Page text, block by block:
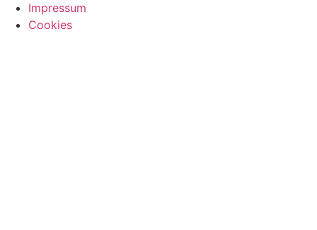
Impressum
Cookies